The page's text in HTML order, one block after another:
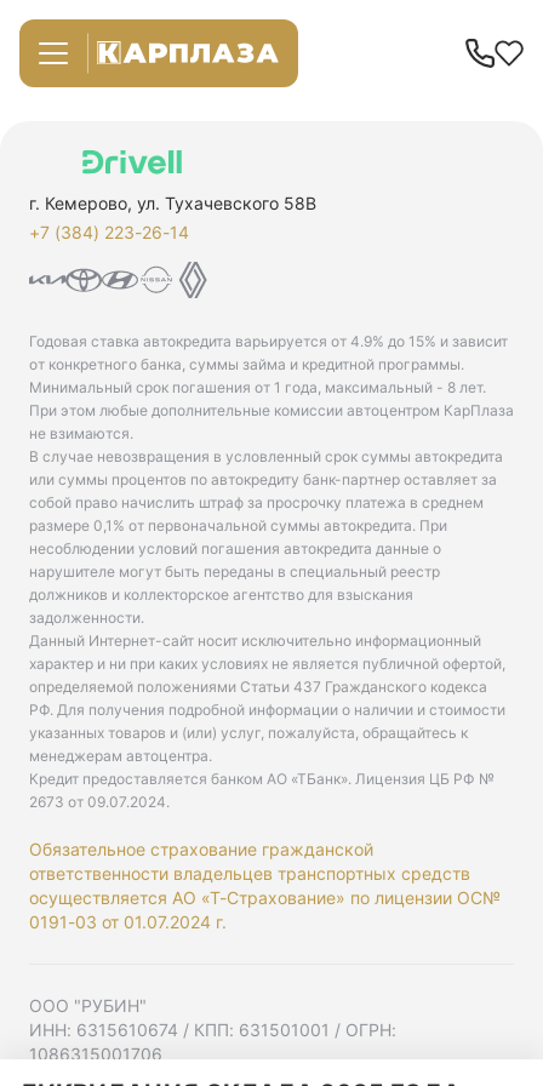
г. Кемерово, ул. Тухачевского 58В
+7 (384) 223-26-14‬
Годовая ставка автокредита варьируется от 4.9% до 15% и зависит
от конкретного банка, суммы займа и кредитной программы.
Минимальный срок погашения от 1 года, максимальный - 8 лет.
При этом любые дополнительные комиссии автоцентром КарПлаза
не взимаются.
В случае невозвращения в условленный срок суммы автокредита
или суммы процентов по автокредиту банк-партнер оставляет за
собой право начислить штраф за просрочку платежа в среднем
размере 0,1% от первоначальной суммы автокредита. При
несоблюдении условий погашения автокредита данные о
нарушителе могут быть переданы в специальный реестр
должников и коллекторское агентство для взыскания
задолженности.
Данный Интернет-сайт носит исключительно информационный
характер и ни при каких условиях не является публичной офертой,
определяемой положениями Статьи 437 Гражданского кодекса
РФ. Для получения подробной информации о наличии и стоимости
указанных товаров и (или) услуг, пожалуйста, обращайтесь к
менеджерам автоцентра.
Кредит предоставляется банком АО «ТБанк». Лицензия ЦБ РФ №
2673 от 09.07.2024.
Обязательное страхование гражданской
ответственности владельцев транспортных средств
осуществляется АО «Т-Страхование» по лицензии ОС№
0191-03 от 01.07.2024 г.
ООО "РУБИН"
ИНН: 6315610674 / КПП: 631501001 / ОГРН:
1086315001706